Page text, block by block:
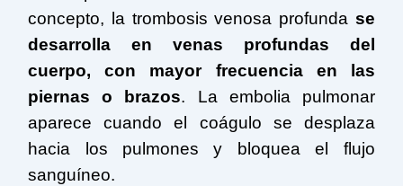
concepto, la trombosis venosa profunda se
desarrolla en venas profundas del
cuerpo, con mayor frecuencia en las
piernas o brazos. La embolia pulmonar
aparece cuando el coágulo se desplaza
hacia los pulmones y bloquea el flujo
sanguíneo.